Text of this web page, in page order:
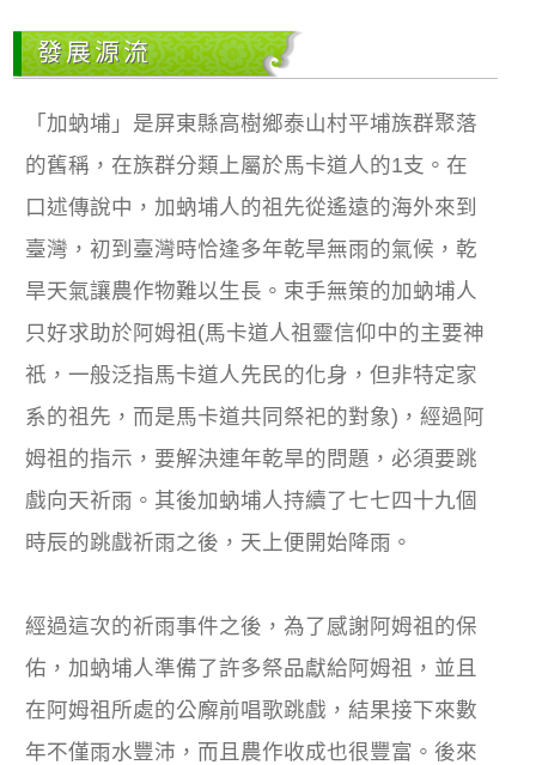
發展源流
「加蚋埔」是屏東縣高樹鄉泰山村平埔族群聚落
的舊稱，在族群分類上屬於馬卡道人的1支。在
口述傳說中，加蚋埔人的祖先從遙遠的海外來到
臺灣，初到臺灣時恰逢多年乾旱無雨的氣候，乾
旱天氣讓農作物難以生長。束手無策的加蚋埔人
只好求助於阿姆祖(馬卡道人祖靈信仰中的主要神
祇，一般泛指馬卡道人先民的化身，但非特定家
系的祖先，而是馬卡道共同祭祀的對象)，經過阿
姆祖的指示，要解決連年乾旱的問題，必須要跳
戲向天祈雨。其後加蚋埔人持續了七七四十九個
時辰的跳戲祈雨之後，天上便開始降雨。
經過這次的祈雨事件之後，為了感謝阿姆祖的保
佑，加蚋埔人準備了許多祭品獻給阿姆祖，並且
在阿姆祖所處的公廨前唱歌跳戲，結果接下來數
年不僅雨水豐沛，而且農作收成也很豐富。後來